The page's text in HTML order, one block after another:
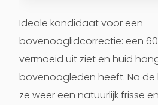
Ideale kandidaat voor een
bovenooglidcorrectie: een
vermoeid uit ziet en huid
bovenoogleden heeft. Na
ze weer een natuurlijk frisse